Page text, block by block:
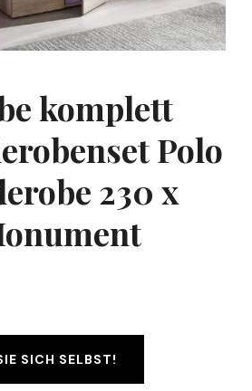
komplett
Polo
230 x
SICH SELBST!